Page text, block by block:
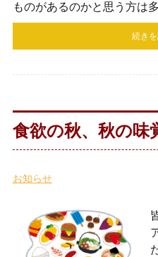
ものがあるのかと思う方は
続き
食欲の秋、秋の味
お知らせ